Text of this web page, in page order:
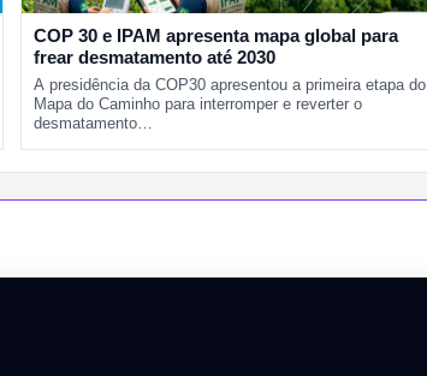
COP 30 e IPAM apresenta mapa global para
frear desmatamento até 2030
A presidência da COP30 apresentou a primeira etapa do
Mapa do Caminho para interromper e reverter o
desmatamento…